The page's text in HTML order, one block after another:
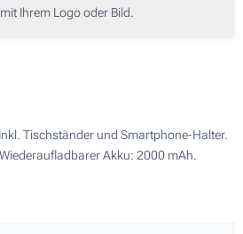
Ihrem Logo oder Bild.
Tischständer und Smartphone-Halter.
Akku: 2000 mAh.